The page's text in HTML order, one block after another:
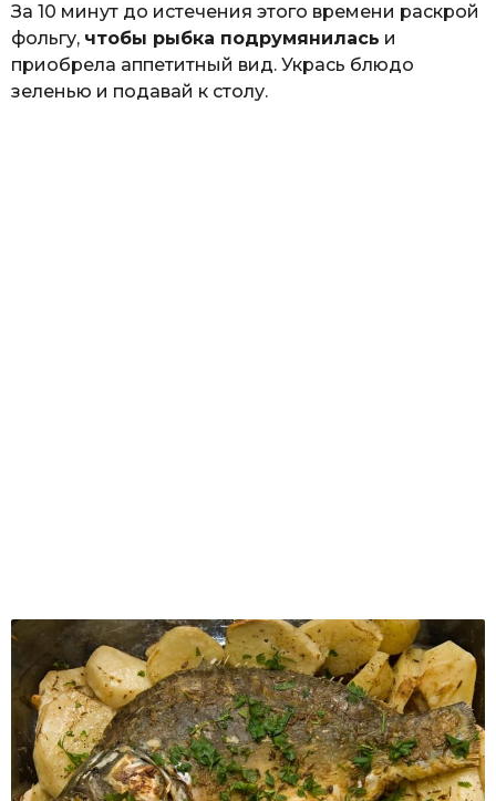
За 10 минут до истечения этого времени раскрой
фольгу, чтобы рыбка подрумянилась и
приобрела аппетитный вид. Укрась блюдо
зеленью и подавай к столу.